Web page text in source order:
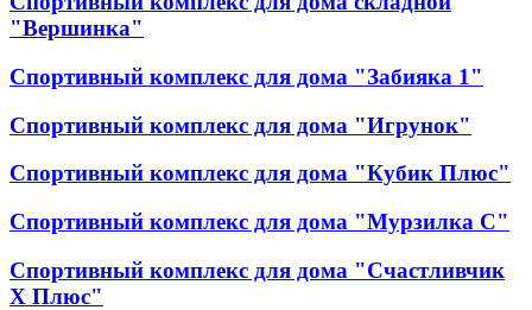
"Вершинка"
Спортивный комплекс для дома "Забияка 1"
Спортивный комплекс для дома "Игрунок"
Спортивный комплекс для дома "Кубик Плюс"
Спортивный комплекс для дома "Мурзилка С"
Спортивный комплекс для дома "Счастливчик
Х Плюс"